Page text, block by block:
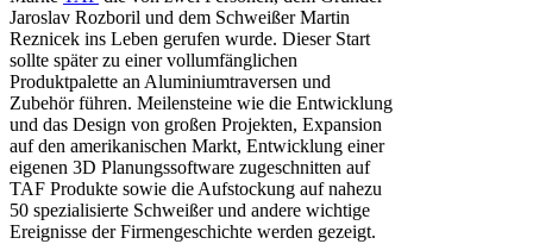
Jaroslav Rozboril und dem Schweißer Martin
Reznicek ins Leben gerufen wurde. Dieser Start
sollte später zu einer vollumfänglichen
Produktpalette an Aluminiumtraversen und
Zubehör führen. Meilensteine wie die Entwicklung
und das Design von großen Projekten, Expansion
auf den amerikanischen Markt, Entwicklung einer
eigenen 3D Planungssoftware zugeschnitten auf
TAF Produkte sowie die Aufstockung auf nahezu
50 spezialisierte Schweißer und andere wichtige
Ereignisse der Firmengeschichte werden gezeigt.